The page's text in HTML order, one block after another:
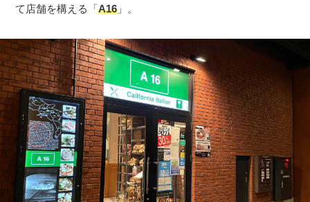
て店舗を構える「A16 」。